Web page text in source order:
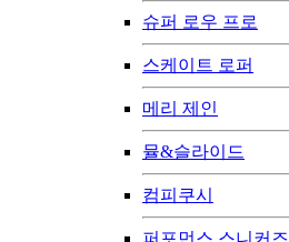
슈퍼 로우 프로
스케이트 로퍼
메리 제인
뮬&슬라이드
컴피쿠시